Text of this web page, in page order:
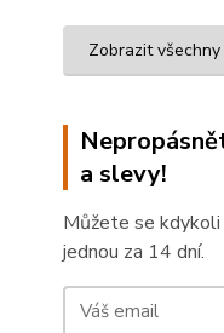
Zobrazit
a slevy!
Můžete se
jednou za 14 dní.